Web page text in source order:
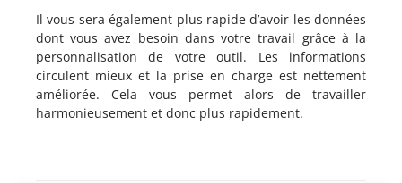
Il vous sera également plus rapide d’avoir les données
dont vous avez besoin dans votre travail grâce à la
personnalisation de votre outil. Les informations
circulent mieux et la prise en charge est nettement
améliorée. Cela vous permet alors de travailler
harmonieusement et donc plus rapidement.